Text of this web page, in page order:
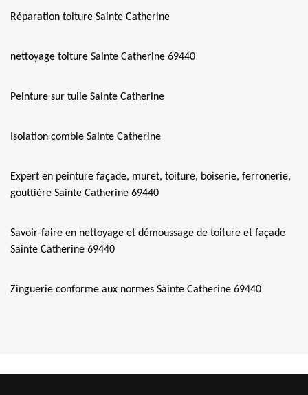
Réparation toiture Sainte Catherine
nettoyage toiture Sainte Catherine 69440
Peinture sur tuile Sainte Catherine
Isolation comble Sainte Catherine
Expert en peinture façade, muret, toiture, boiserie, ferronerie,
gouttière Sainte Catherine 69440
Savoir-faire en nettoyage et démoussage de toiture et façade
Sainte Catherine 69440
Zinguerie conforme aux normes Sainte Catherine 69440